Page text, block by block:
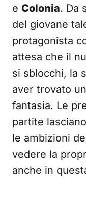
e Colonia. Da
del giovane
protagonista
attesa che il
si sblocchi, la
aver trovato
fantasia. Le
partite
le ambizioni
vedere la
anche in